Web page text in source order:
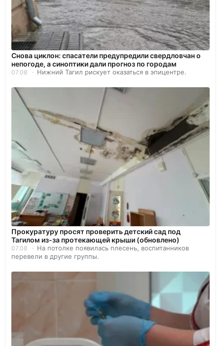
Снова циклон: спасатели предупредили свердловчан о
непогоде, а синоптики дали прогноз по городам
07.08 Нижний Тагил рискует оказаться в эпицентре.
Прокуратуру просят проверить детский сад под
Тагилом из-за протекающей крыши (обновлено)
07.08
На потолке появилась плесень, воспитанников
перевели в другие группы.